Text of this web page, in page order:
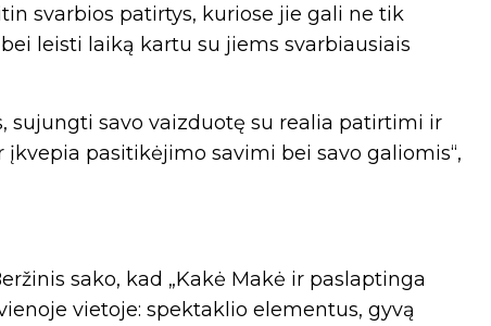
svarbios patirtys, kuriose jie gali ne tik
leisti laiką kartu su jiems svarbiausiais
sujungti savo vaizduotę su realia patirtimi ir
pasitikėjimo savimi bei savo galiomis“,
sako, kad „Kakė Makė ir paslaptinga
vietoje: spektaklio elementus, gyvą